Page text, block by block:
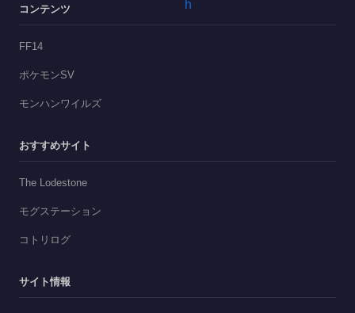
コンテンツ
FF14
ポケモンSV
モンハンワイルズ
おすすめサイト
The Lodestone
モグステーション
コトリログ
サイト情報